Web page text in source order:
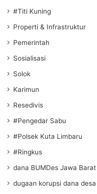
#Titi Kuning
Properti & Infrastruktur
Pemerintah
Sosialisasi
Solok
Karimun
Resedivis
#Pengedar Sabu
#Polsek Kuta Limbaru
#Ringkus
dana BUMDes Jawa Barat
dugaan korupsi dana desa